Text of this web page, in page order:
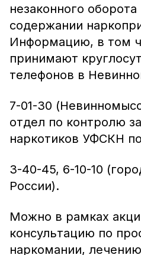
незаконного
содержании
Информацию, в том
принимают
телефонов в
7-01-30
отдел по контролю
наркотиков УФСКН
3-40-45, 6-10-10
России).
Можно в рамках
консультацию по
наркомании,